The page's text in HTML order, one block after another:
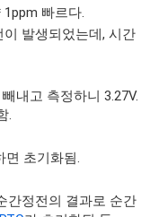
빠르다.
발생되었는데, 시간
내고 측정하니 3.27V.
.
초기화됨.
간정전의 결과로 순간